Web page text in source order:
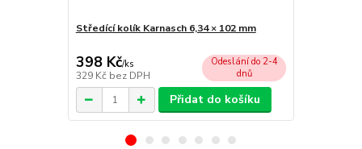
Středící kolík Karnasch 6,34 × 102 mm
398 Kč/ks
329 Kč bez DPH
Odeslání do 2-4
dnů
Přidat do košíku